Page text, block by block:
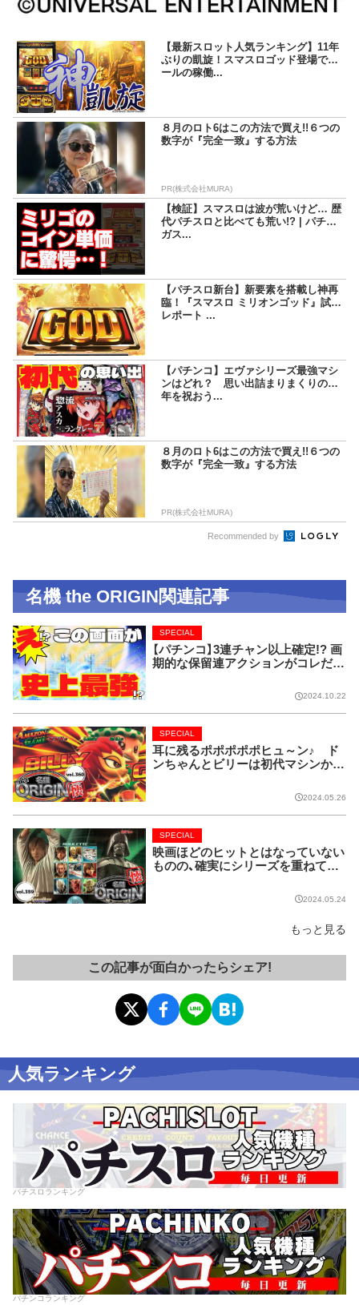
【最新スロット人気ランキング】11年
ぶりの凱旋！スマスロゴッド登場でホ
ールの稼働...
８月のロト6はこの方法で買え!!６つの
数字が『完全一致』する方法
PR(株式会社MURA)
【検証】スマスロは波が荒いけど… 歴
代パチスロと比べても荒い!? | パチマ
ガス...
【パチスロ新台】新要素を搭載し神再
臨！『スマスロ ミリオンゴッド』試打
レポート ...
【パチンコ】エヴァシリーズ最強マシ
ンはどれ？ 思い出詰まりまくりの20
年を祝おう...
８月のロト6はこの方法で買え!!６つの
数字が『完全一致』する方法
PR(株式会社MURA)
Recommended by
名機 the ORIGIN関連記事
【パチンコ】3連チャン以上確定!? 画
期的な保留連アクションがコレだ!
SPECIAL
2024.10.22
耳に残るポポポポポヒュ～ン♪ ド
ンちゃんとビリーは初代マシンから
SPECIAL
2024.05.26
映画ほどのヒットとはなっていない
ものの、確実にシリーズを重ねてい
SPECIAL
2024.05.24
もっと見る
この記事が面白かったらシェア!
人気ランキング
パチスロランキング
パチンコランキング